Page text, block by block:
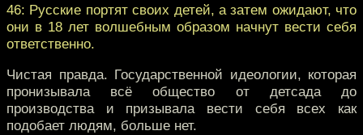
46: Русские портят своих детей, а затем ожидают, что
они в 18 лет волшебным образом начнут вести себя
ответственно.
Чистая правда. Государственной идеологии, которая
пронизывала всё общество от детсада до
производства и призывала вести себя всех как
подобает людям, больше нет.